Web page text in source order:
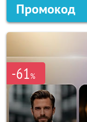
Промокод
-61%